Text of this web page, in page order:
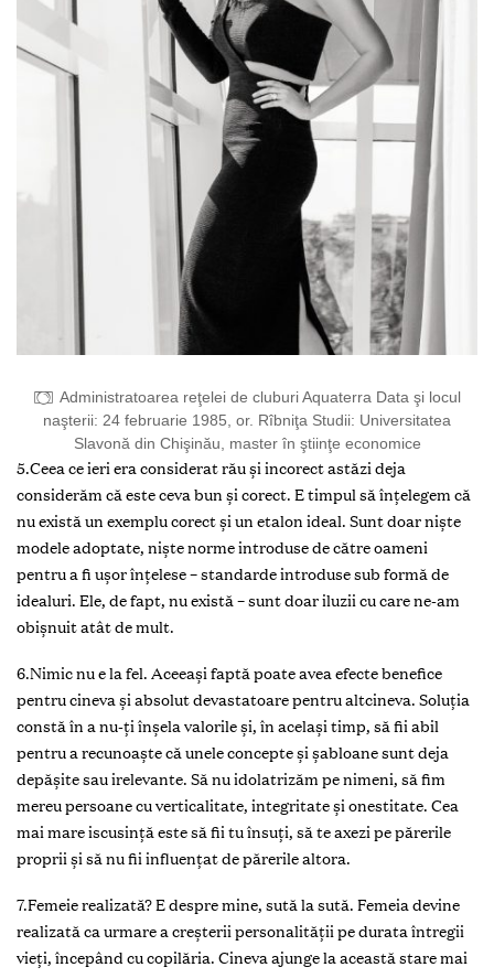
Administratoarea reţelei de cluburi Aquaterra Data şi locul
naşterii: 24 februarie 1985, or. Rîbniţa Studii: Universitatea
Slavonă din Chişinău, master în ştiinţe economice
5.Ceea ce ieri era considerat rău și incorect astăzi deja
considerăm că este ceva bun și corect. E timpul să înţelegem că
nu există un exemplu corect şi un etalon ideal. Sunt doar nişte
modele adoptate, nişte norme introduse de către oameni
pentru a fi uşor înţelese – standarde introduse sub formă de
idealuri. Ele, de fapt, nu există – sunt doar iluzii cu care ne-am
obişnuit atât de mult.
6.Nimic nu e la fel. Aceeaşi faptă poate avea efecte benefice
pentru cineva şi absolut devastatoare pentru altcineva. Soluţia
constă în a nu-ţi înşela valorile şi, în același timp, să fii abil
pentru a recunoaşte că unele concepte și șabloane sunt deja
depășite sau irelevante. Să nu idolatrizăm pe nimeni, să fim
mereu persoane cu verticalitate, integritate și onestitate. Cea
mai mare iscusinţă este să fii tu însuți, să te axezi pe părerile
proprii și să nu fii influențat de părerile altora.
7.Femeie realizată? E despre mine, sută la sută. Femeia devine
realizată ca urmare a creşterii personalităţii pe durata întregii
vieţi, începând cu copilăria. Cineva ajunge la această stare mai